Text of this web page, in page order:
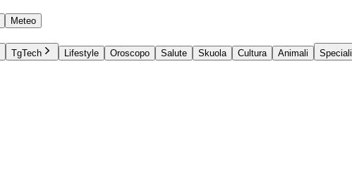
Meteo
TgTech Lifestyle Oroscopo Salute Skuola Cultura Animali
Speciali